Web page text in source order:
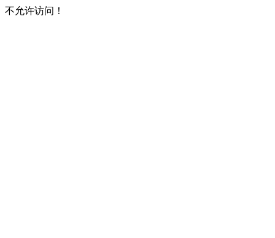
不允许访问！